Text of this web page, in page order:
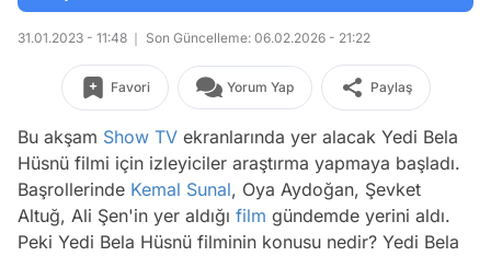
31.01.2023 - 11:48 Son Güncelleme: 06.02.2026 - 21:22
Favori Yorum Yap Paylaş
Bu akşam Show TV ekranlarında yer alacak Yedi Bela
Hüsnü filmi için izleyiciler araştırma yapmaya başladı.
Başrollerinde Kemal Sunal, Oya Aydoğan, Şevket
Altuğ, Ali Şen'in yer aldığı film gündemde yerini aldı.
Peki Yedi Bela Hüsnü filminin konusu nedir? Yedi Bela